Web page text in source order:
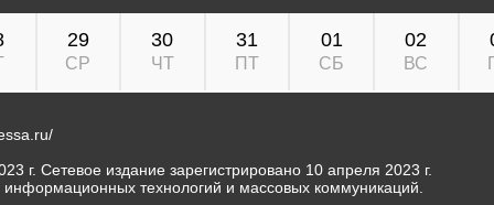
29
СР
30
ЧТ
31
ПТ
01
СБ
02
ВС
г. Сетевое издание зарегистрировано 10 апреля 2023 г.
технологий и массовых коммуникаций.